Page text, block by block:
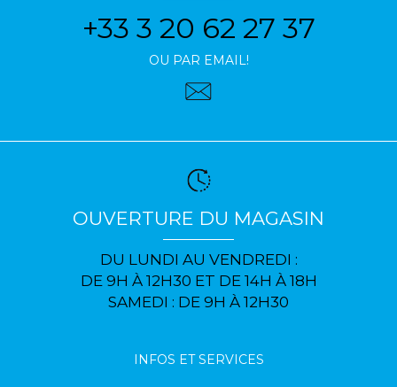
+33 3 20 62 27 37
OU PAR EMAIL!
OUVERTURE DU MAGASIN
DU LUNDI AU VENDREDI :
DE 9H À 12H30 ET DE 14H À 18H
SAMEDI : DE 9H À 12H30
INFOS ET SERVICES